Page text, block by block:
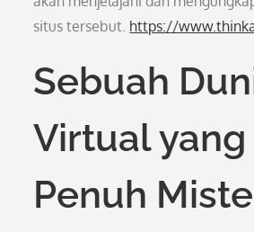
situs tersebut. https://
Sebuah
Virtual yang
Penuh